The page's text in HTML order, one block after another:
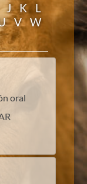
J K
L
V
W
oral